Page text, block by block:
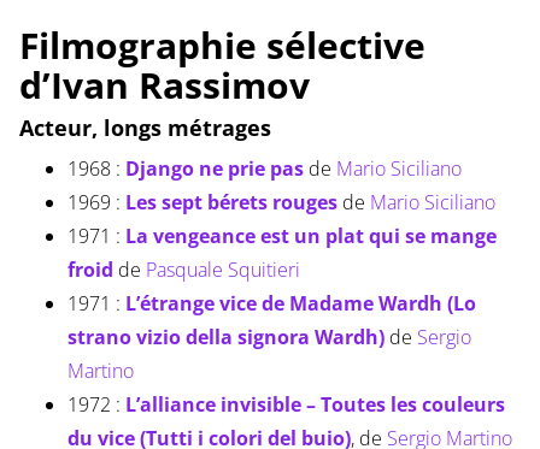
Filmographie sélective
d’Ivan Rassimov
Acteur, longs métrages
1968 : Django ne prie pasde Mario Siciliano
1969 : Les sept bérets rougesde Mario Siciliano
1971 : La vengeance est un plat qui se mange
froid de Pasquale Squitieri
1971 : L’étrange vice de Madame Wardh (Lo
strano vizio della signora Wardh)de Sergio
Martino
1972 : L’alliance invisible – Toutes les couleurs
du vice (Tutti i colori del buio), de Sergio Martino